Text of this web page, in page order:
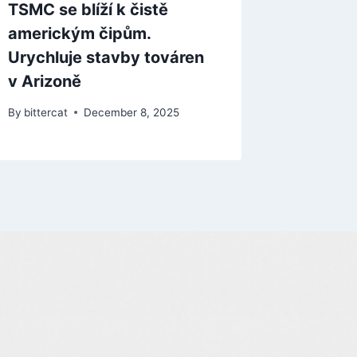
TSMC se blíží k čistě
americkým čipům.
Urychluje stavby továren
v Arizoně
By bittercat December 8, 2025